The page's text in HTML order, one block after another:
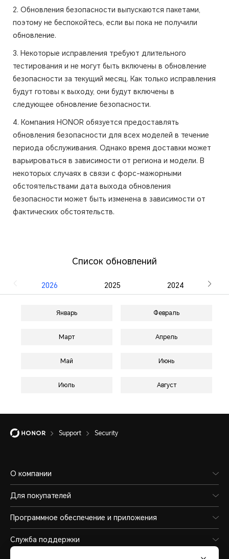
2. Обновления безопасности выпускаются пакетами,
поэтому не беспокойтесь, если вы пока не получили
обновление.
3. Некоторые исправления требуют длительного
тестирования и не могут быть включены в обновление
безопасности за текущий месяц. Как только исправления
будут готовы к выходу, они будут включены в
следующее обновление безопасности.
4. Компания HONOR обязуется предоставлять
обновления безопасности для всех моделей в течение
периода обслуживания. Однако время доставки может
варьироваться в зависимости от региона и модели. В
некоторых случаях в связи с форс-мажорными
обстоятельствами дата выхода обновления
безопасности может быть изменена в зависимости от
фактических обстоятельств.
Список обновлений
2026 2025 2024
Январь Февраль
Март Апрель
Май Июнь
Июль Август
Support Security
О компании
Для покупателей
Программное обеспечение и приложения
Служба поддержки